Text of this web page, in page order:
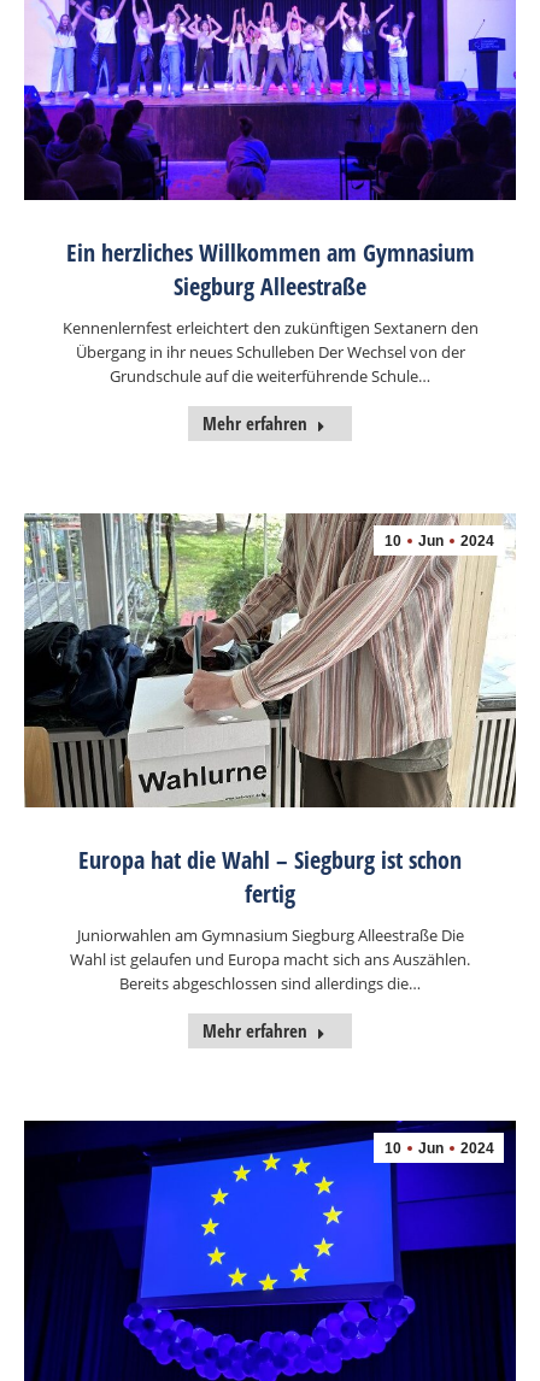
Ein herzliches Willkommen am Gymnasium
Siegburg Alleestraße
Kennenlernfest erleichtert den zukünftigen Sextanern den
Übergang in ihr neues Schulleben Der Wechsel von der
Grundschule auf die weiterführende Schule…
Mehr erfahren
10 Jun 2024
Europa hat die Wahl – Siegburg ist schon
fertig
Juniorwahlen am Gymnasium Siegburg Alleestraße Die
Wahl ist gelaufen und Europa macht sich ans Auszählen.
Bereits abgeschlossen sind allerdings die…
Mehr erfahren
10 Jun 2024